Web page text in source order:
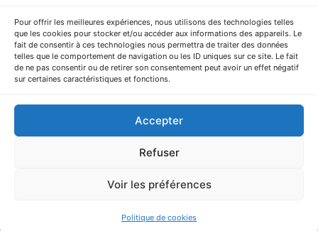
Pour offrir les meilleures expériences, nous utilisons des technologies telles
que les cookies pour stocker et/ou accéder aux informations des appareils. Le
fait de consentir à ces technologies nous permettra de traiter des données
telles que le comportement de navigation ou les ID uniques sur ce site. Le fait
de ne pas consentir ou de retirer son consentement peut avoir un effet négatif
sur certaines caractéristiques et fonctions.
Accepter
Refuser
Voir les préférences
Politique de cookies
Article précédent
AGRICAMPUS LA ROQUE – Route d’Espalion – CS 73355 ONET LE
CHATEAU – 12033 RODEZ cedex 9 – Tèl. : 05 65 77 75 00
Copyright © 2025 EPLEFPA Rodez La Roque. Tous droits réservés.
conditions d’utilisation.